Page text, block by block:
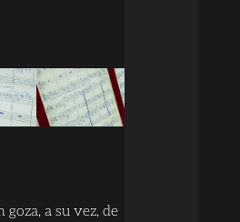
goza, a su vez, de